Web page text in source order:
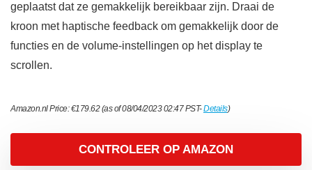
geplaatst dat ze gemakkelijk bereikbaar zijn. Draai de
kroon met haptische feedback om gemakkelijk door de
functies en de volume-instellingen op het display te
scrollen.
Amazon.nl Price:€179.62(as of 08/04/2023 02:47 PST-Details)
CONTROLEER OP AMAZON